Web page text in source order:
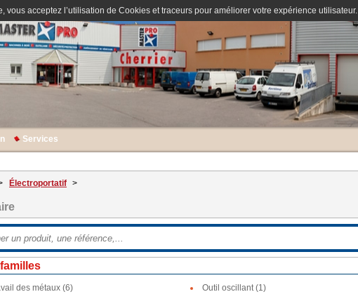
vous acceptez l’utilisation de Cookies et traceurs pour améliorer votre expérience utilisateur.
Services
Électroportatif >
des métaux (6) Outil oscillant (1)